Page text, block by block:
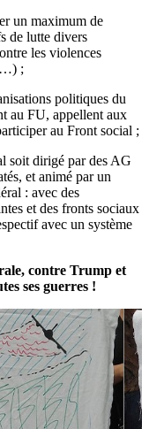
un maximum de
de lutte divers
les violences
;
politiques du
au FU, appellent aux
au Front social ;
soit dirigé par des AG
et animé par un
: avec des
et des fronts sociaux
avec un système
contre Trump et
ses guerres !